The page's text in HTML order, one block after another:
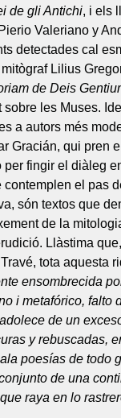
de gli Antichi, i els
Valeriano y
detectades cal
Lilius
de Deis
sobre les Muses.
a autors més
Gracián, qui pren
per fingir el diàleg
contemplen el pas
són textos que
de la
Llàstima
tota aquesta
ensombrecida
i metafórico, falto
de un
y rebuscadas,
poesías de todo
de una
raya en lo